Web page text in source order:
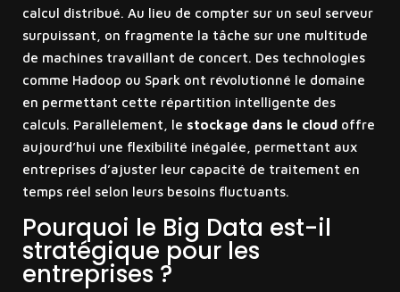
calcul distribué. Au lieu de compter sur un seul serveur
surpuissant, on fragmente la tâche sur une multitude
de machines travaillant de concert. Des technologies
comme Hadoop ou Spark ont révolutionné le domaine
en permettant cette répartition intelligente des
calculs. Parallèlement, le stockage dans le cloudoffre
aujourd’hui une flexibilité inégalée, permettant aux
entreprises d’ajuster leur capacité de traitement en
temps réel selon leurs besoins fluctuants.
Pourquoi le Big Data est-il
stratégique pour les
entreprises ?